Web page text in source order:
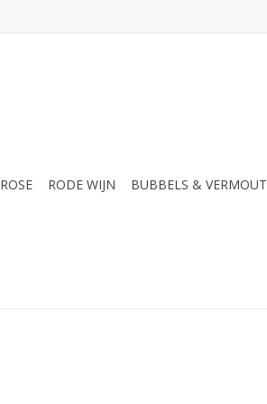
ROSE RODE WIJN BUBBELS & VERMOUT